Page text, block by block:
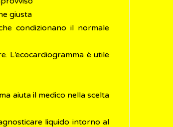
giusta
condizionano il normale
L’ecocardiogramma è utile
aiuta il medico nella scelta
liquido intorno al